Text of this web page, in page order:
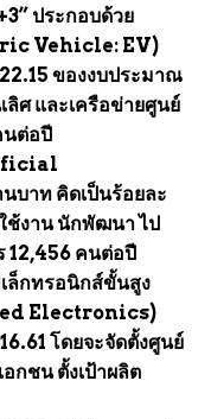
ประกอบด้วย
Vehicle: EV)
ของงบประมาณ
ศ และเครือข่ายศูนย์
นต่อปี
บาท คิดเป็นร้อยละ
ช้งาน นักพัฒนา ไป
12,456 คนต่อปี
ล็กทรอนิกส์ขั้นสูง
Electronics)
โดยจะจัดตั้งศูนย์
กชน ตั้งเป้าผลิต